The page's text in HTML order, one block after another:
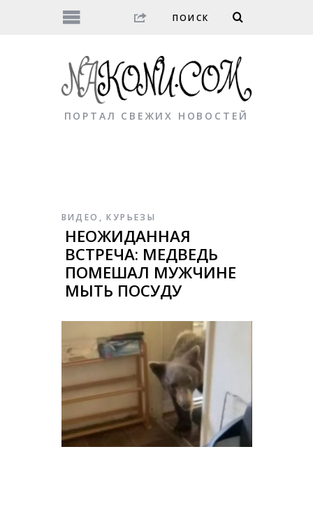
ПОРТАЛ СВЕЖИХ НОВОСТЕЙ
ВИДЕО ,КУРЬЕЗЫ
НЕОЖИДАННАЯ
ВСТРЕЧА: МЕДВЕДЬ
ПОМЕШАЛ МУЖЧИНЕ
МЫТЬ ПОСУДУ